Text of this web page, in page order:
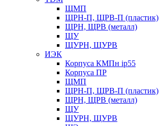
ЩМП
ЩРН-П, ЩРВ-П (пластик)
ЩРН, ЩРВ (металл)
ЩУ
ЩУРН, ЩУРВ
ИЭК
Корпуса КМПн ip55
Корпуса ПР
ЩМП
ЩРН-П, ЩРВ-П (пластик)
ЩРН, ЩРВ (металл)
ЩУ
ЩУРН, ЩУРВ